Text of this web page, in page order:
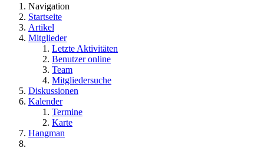
Navigation
Startseite
Artikel
Mitglieder
Letzte Aktivitäten
Benutzer online
Team
Mitgliedersuche
Diskussionen
Kalender
Termine
Karte
Hangman